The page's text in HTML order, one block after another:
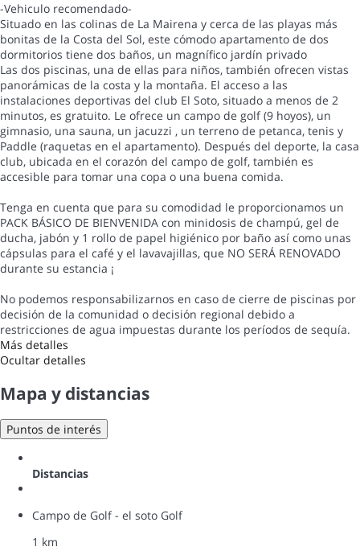
-Vehiculo recomendado-
Situado en las colinas de La Mairena y cerca de las playas más
bonitas de la Costa del Sol, este cómodo apartamento de dos
dormitorios tiene dos baños, un magnífico jardín privado
Las dos piscinas, una de ellas para niños, también ofrecen vistas
panorámicas de la costa y la montaña. El acceso a las
instalaciones deportivas del club El Soto, situado a menos de 2
minutos, es gratuito. Le ofrece un campo de golf (9 hoyos), un
gimnasio, una sauna, un jacuzzi , un terreno de petanca, tenis y
Paddle (raquetas en el apartamento). Después del deporte, la casa
club, ubicada en el corazón del campo de golf, también es
accesible para tomar una copa o una buena comida.
Tenga en cuenta que para su comodidad le proporcionamos un
PACK BÁSICO DE BIENVENIDA con minidosis de champú, gel de
ducha, jabón y 1 rollo de papel higiénico por baño así como unas
cápsulas para el café y el lavavajillas, que NO SERÁ RENOVADO
durante su estancia ¡
No podemos responsabilizarnos en caso de cierre de piscinas por
decisión de la comunidad o decisión regional debido a
restricciones de agua impuestas durante los períodos de sequía.
Más detalles
Ocultar detalles
Mapa y distancias
Puntos de interés
Distancias
Campo de Golf - el soto Golf
1 km